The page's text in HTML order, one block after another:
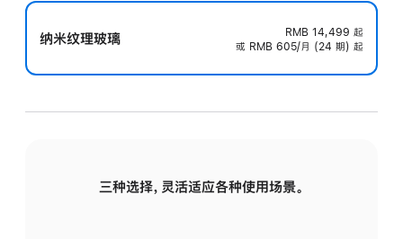
纳米纹理玻璃 RMB 14,499 起
或 RMB 605/月 (24 期) 起
三种选择，灵活适应各种使用场景。